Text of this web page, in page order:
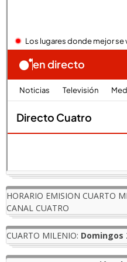
HORARIO EMISION CUARTO
CANAL CUATRO
CUARTO MILENIO: Domingos